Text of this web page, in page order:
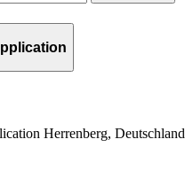
Herrenberg, Deutschland